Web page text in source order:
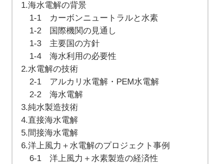
1.海水電解の背景
1-1 カーボンニュートラルと水素
1-2 国際機関の見通し
1-3 主要国の方針
1-4 海水利用の必要性
2.水電解の技術
2-1 アルカリ水電解・PEM水電解
2-2 海水電解
3.純水製造技術
4.直接海水電解
5.間接海水電解
6.洋上風力＋水電解のプロジェクト事例
6-1 洋上風力＋水素製造の経済性